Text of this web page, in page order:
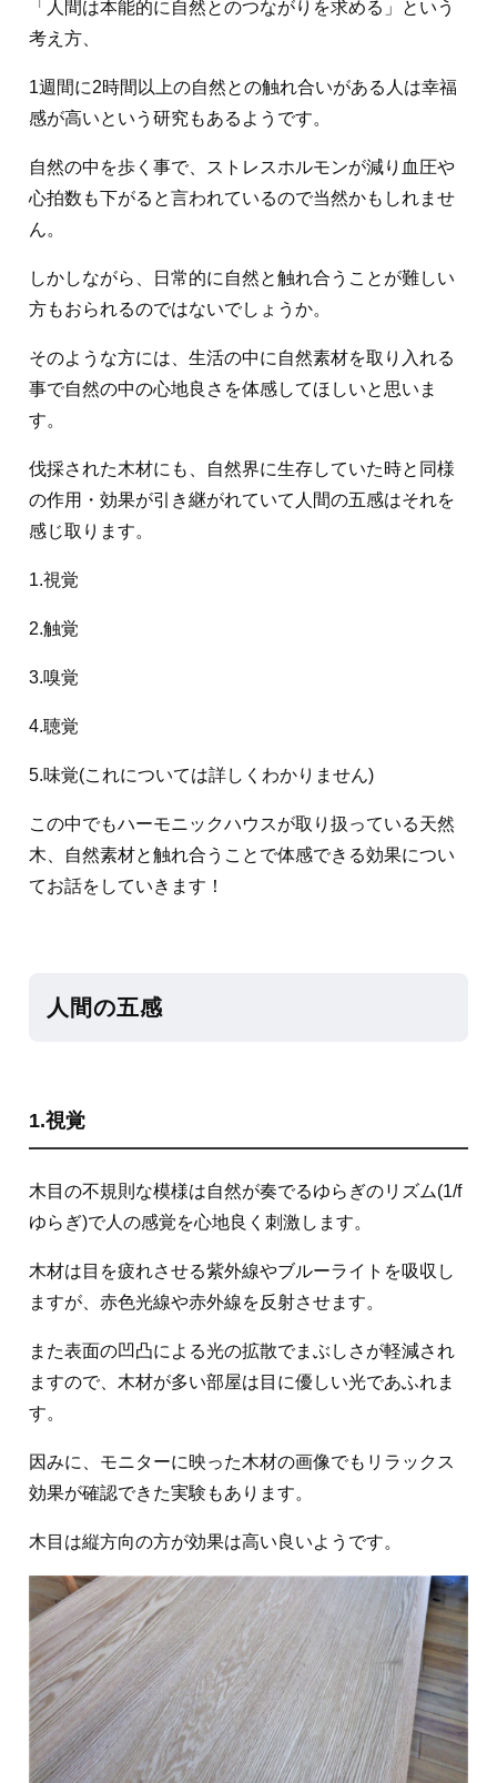
「人間は本能的に自然とのつながりを求める」という
考え方、
1週間に2時間以上の自然との触れ合いがある人は幸福
感が高いという研究もあるようです。
自然の中を歩く事で、ストレスホルモンが減り血圧や
心拍数も下がると言われているので当然かもしれませ
ん。
しかしながら、日常的に自然と触れ合うことが難しい
方もおられるのではないでしょうか。
そのような方には、生活の中に自然素材を取り入れる
事で自然の中の心地良さを体感してほしいと思いま
す。
伐採された木材にも、自然界に生存していた時と同様
の作用・効果が引き継がれていて人間の五感はそれを
感じ取ります。
1.視覚
2.触覚
3.嗅覚
4.聴覚
5.味覚(これについては詳しくわかりません)
この中でもハーモニックハウスが取り扱っている天然
木、自然素材と触れ合うことで体感できる効果につい
てお話をしていきます！
人間の五感
1.視覚
木目の不規則な模様は自然が奏でるゆらぎのリズム(1/f
ゆらぎ)で人の感覚を心地良く刺激します。
木材は目を疲れさせる紫外線やブルーライトを吸収し
ますが、赤色光線や赤外線を反射させます。
また表面の凹凸による光の拡散でまぶしさが軽減され
ますので、木材が多い部屋は目に優しい光であふれま
す。
因みに、モニターに映った木材の画像でもリラックス
効果が確認できた実験もあります。
木目は縦方向の方が効果は高い良いようです。